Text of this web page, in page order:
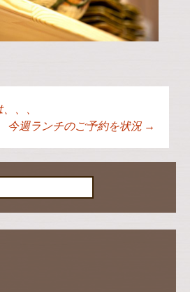
ゲーショ
、、
今週ランチのご予約を状況 →